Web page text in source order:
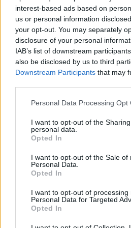
interest-based ads based on
us or personal information
your opt-out. You may separately
disclosure of your personal
IAB’s list of downstream
also be disclosed by us to third
Downstream Participants that may
Personal Data Processing Opt
I want to opt-out of the
personal data.
Opted In
I want to opt-out of the Sale of
Personal Data.
Opted In
I want to opt-out of processing
Personal Data for Targeted
Opted In
Fecha finalización de
18/12/2017
Publicaciones:
Convocatoria Bolsa de empleo
Anexos
Anuncio de Lista Provisional
Publicado el 26/01/2018
Publicado el 26/01/2018
Lista de Excluidos
Lista definitiva Admitidos
Publicado el 02/02/2018